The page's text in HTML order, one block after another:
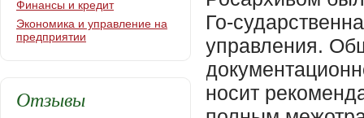
Го-
управления.
носит
Финансы и кредит
Экономика и управление на
предприятии
Отзывы